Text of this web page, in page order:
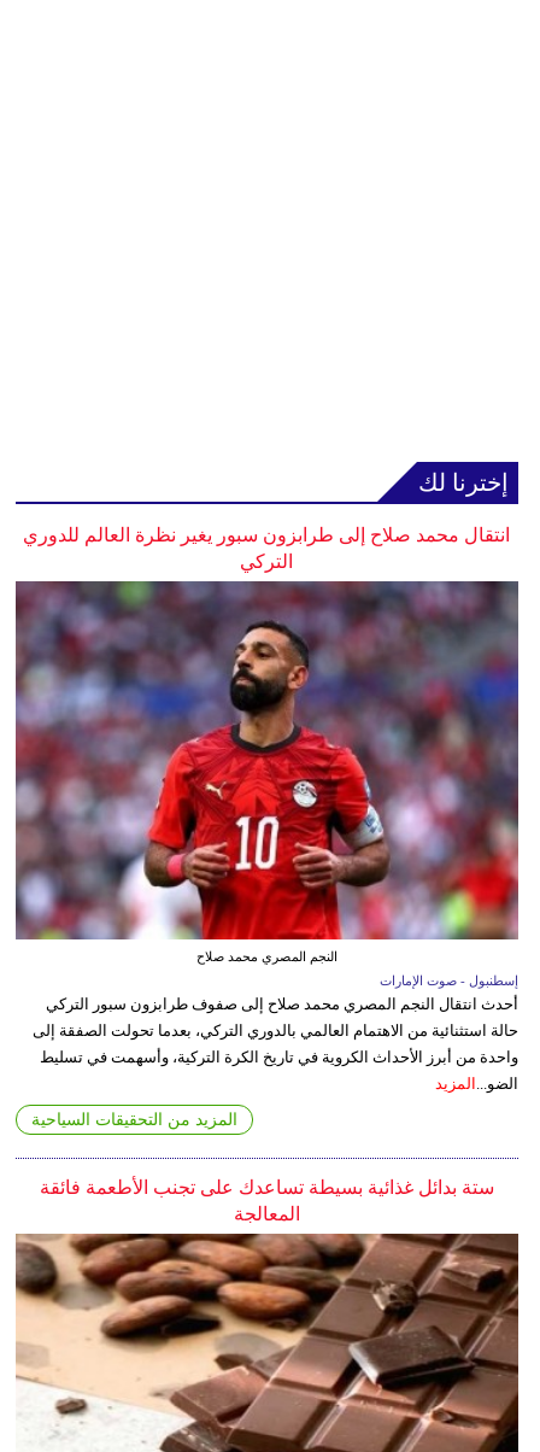
إخترنا لك
انتقال محمد صلاح إلى طرابزون سبور يغير نظرة العالم للدوري
التركي
النجم المصري محمد صلاح
إسطنبول - صوت الإمارات
أحدث انتقال النجم المصري محمد صلاح إلى صفوف طرابزون سبور التركي
حالة استثنائية من الاهتمام العالمي بالدوري التركي، بعدما تحولت الصفقة إلى
واحدة من أبرز الأحداث الكروية في تاريخ الكرة التركية، وأسهمت في تسليط
الضو... المزيد
المزيد من التحقيقات السياحية
ستة بدائل غذائية بسيطة تساعدك على تجنب الأطعمة فائقة
المعالجة